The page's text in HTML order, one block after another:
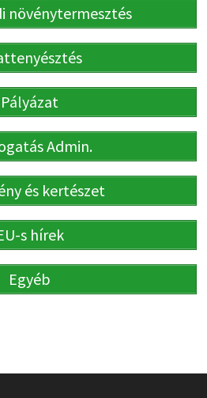
növénytermesztés
Pályázat
Admin.
és kertészet
s hírek
Egyéb